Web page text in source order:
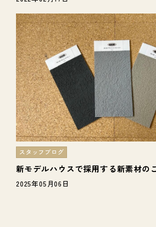
新モデルハウスで採用する新素材の
スタッフブログ
2025年05月06日